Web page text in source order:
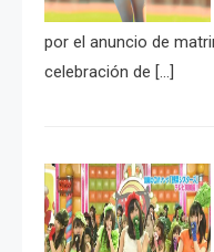
por el anuncio de
celebración de […]